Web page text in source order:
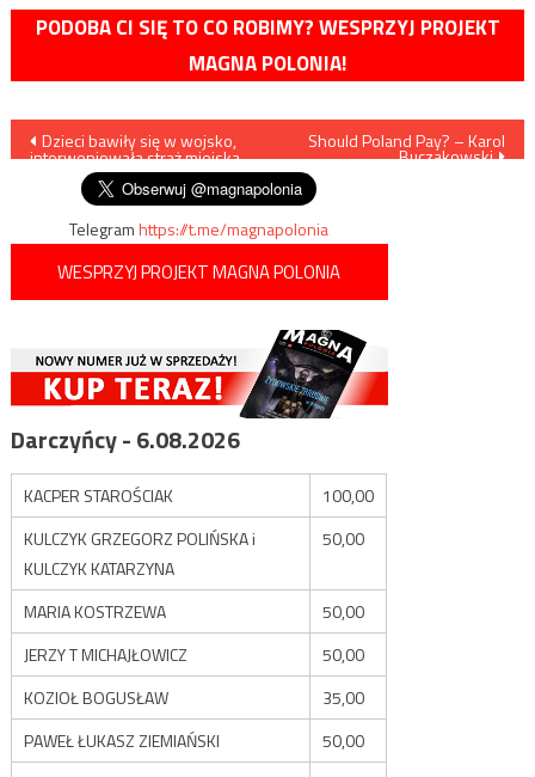
PODOBA CI SIĘ TO CO ROBIMY? WESPRZYJ PROJEKT
MAGNA POLONIA!
Nawigacja
wpisu
Dzieci bawiły się w wojsko,
interweniowała straż miejska
Should Poland Pay? – Karol
Buczakowski
Telegramhttps://t.me/magnapolonia
WESPRZYJ PROJEKT MAGNA POLONIA
Darczyńcy - 6.08.2026
KACPER STAROŚCIAK
100,00
KULCZYK GRZEGORZ POLIŃSKA i
KULCZYK KATARZYNA
50,00
MARIA KOSTRZEWA
50,00
JERZY T MICHAJŁOWICZ
50,00
KOZIOŁ BOGUSŁAW
35,00
PAWEŁ ŁUKASZ ZIEMIAŃSKI
50,00